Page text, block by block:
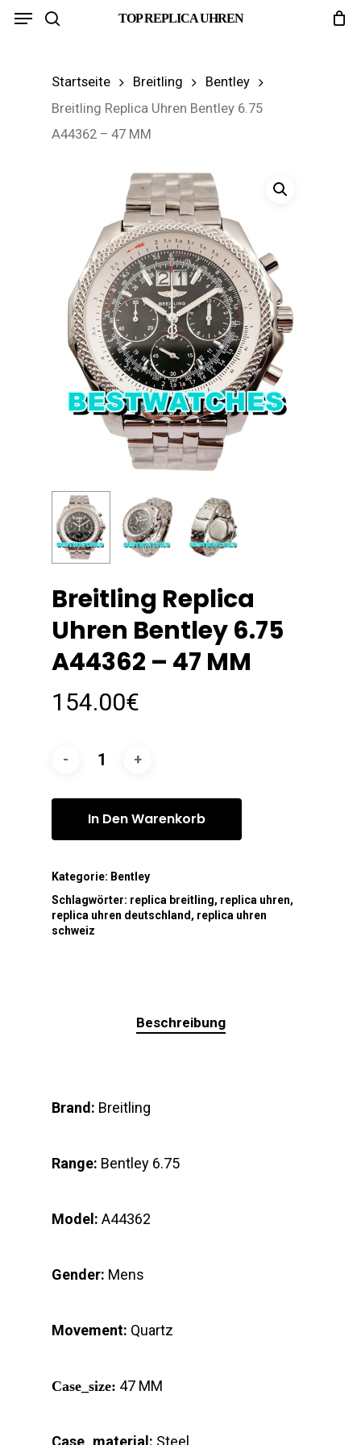
Skip
TOP REPLICA UHREN
Menu
Startseite Breitling
Bentley
Breitling Replica Uhren Bentley 6.75
A44362 – 47 MM
Breitling Replica
Uhren Bentley 6.75
A44362 – 47 MM
154.00€
In Den Warenkorb
Kategorie: Bentley
Schlagwörter: replica breitling, replica uhren,
replica uhren deutschland , replica uhren
schweiz
Beschreibung
Brand: Breitling
Range: Bentley 6.75
Model: A44362
Gender: Mens
Movement: Quartz
Case_size: 47 MM
Case_material: Steel